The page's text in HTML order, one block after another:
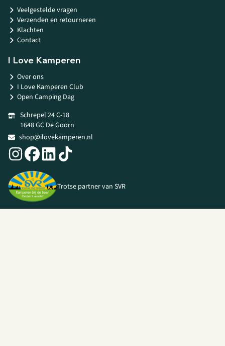
Veelgestelde vragen
Verzenden en retourneren
Klachten
Contact
I Love Kamperen
Over ons
I Love Kamperen Club
Open Camping Dag
Schrepel 24 C-18
1648 GC De Goorn
shop@ilovekamperen.nl
Trotse partner van SVR